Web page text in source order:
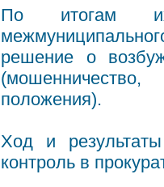
По итогам их
решение о
положения).
Ход и
контроль в